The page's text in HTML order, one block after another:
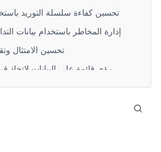
تحسين كفاءة سلسلة التوريد
إدارة المخاطر باستخدام بيانات
تحسين الامتثال
رؤى قائمة على البيانات لاتخاذ
كيفية البدء في استخدام
تحسين الشحن والخدمات